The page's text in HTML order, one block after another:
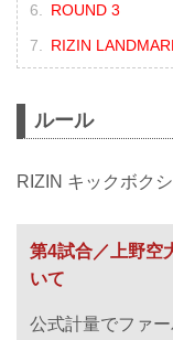
ROUND 3
RIZIN
ルール
RIZIN キックボク
第4試合／上野空
いて
公式計量でファ